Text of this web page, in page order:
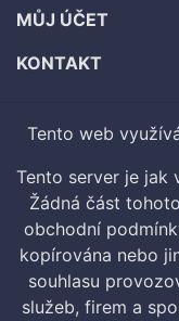
MŮJ ÚČET
KONTAKT
Tento web
Tento server je jak
Žádná část
obchodní
kopírována nebo
souhlasu
služeb, firem a